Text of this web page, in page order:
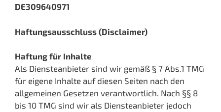
DE309640971
Haftungsausschluss (Disclaimer)
Haftung für Inhalte
Als Diensteanbieter sind wir gemäß § 7 Abs.1 TMG
für eigene Inhalte auf diesen Seiten nach den
allgemeinen Gesetzen verantwortlich. Nach §§ 8
bis 10 TMG sind wir als Diensteanbieter jedoch